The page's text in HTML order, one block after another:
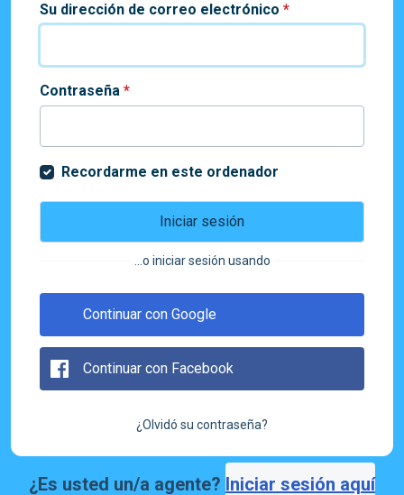
Su dirección de correo electrónico *
Contraseña *
Recordarme en este ordenador
Iniciar sesión
...o iniciar sesión usando
Continuar con Google
Continuar con Facebook
¿Olvidó su contraseña?
¿Es usted un/a agente? Iniciar sesión aquí